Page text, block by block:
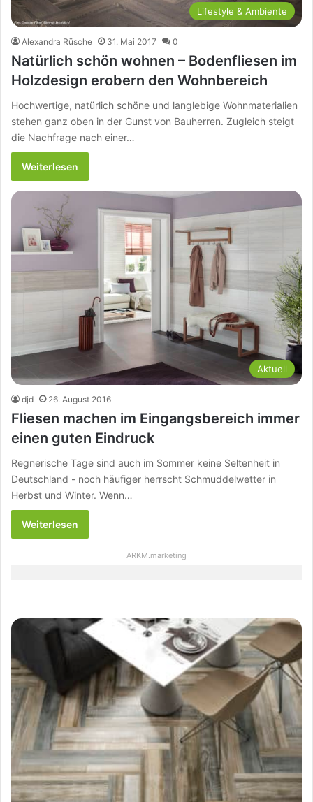
Lifestyle & Ambiente
Alexandra Rüsche 31. Mai 2017 0
Natürlich schön wohnen – Bodenfliesen im
Holzdesign erobern den Wohnbereich
Hochwertige, natürlich schöne und langlebige Wohnmaterialien
stehen ganz oben in der Gunst von Bauherren. Zugleich steigt
die Nachfrage nach einer…
Weiterlesen
Aktuell
djd 26. August 2016
Fliesen machen im Eingangsbereich immer
einen guten Eindruck
Regnerische Tage sind auch im Sommer keine Seltenheit in
Deutschland - noch häufiger herrscht Schmuddelwetter in
Herbst und Winter. Wenn…
Weiterlesen
ARKM.marketing